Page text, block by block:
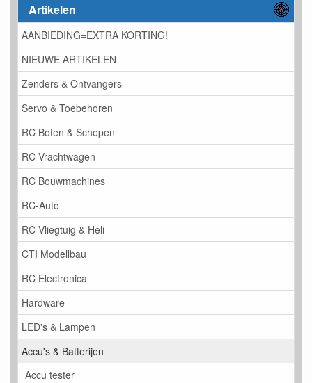
Artikelen
AANBIEDING=EXTRA KORTING!
NIEUWE ARTIKELEN
Zenders & Ontvangers
Servo & Toebehoren
RC Boten & Schepen
RC Vrachtwagen
RC Bouwmachines
RC-Auto
RC Vliegtuig & Heli
CTI Modellbau
RC Electronica
Hardware
LED's & Lampen
Accu's & Batterijen
Accu tester